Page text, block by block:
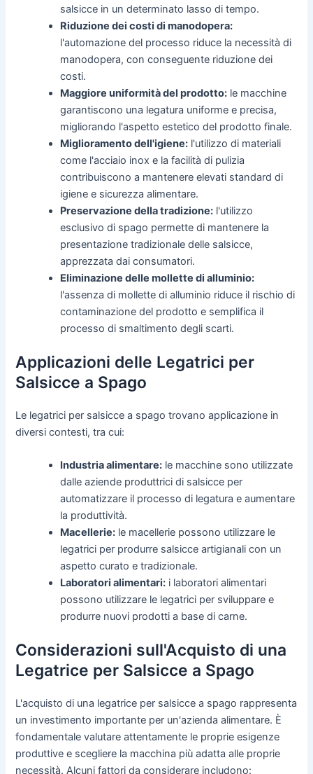
salsicce in un determinato lasso di tempo.
Riduzione dei costi di manodopera:
l'automazione del processo riduce la necessità di
manodopera, con conseguente riduzione dei
costi.
Maggiore uniformità del prodotto: le macchine
garantiscono una legatura uniforme e precisa,
migliorando l'aspetto estetico del prodotto finale.
Miglioramento dell'igiene: l'utilizzo di materiali
come l'acciaio inox e la facilità di pulizia
contribuiscono a mantenere elevati standard di
igiene e sicurezza alimentare.
Preservazione della tradizione: l'utilizzo
esclusivo di spago permette di mantenere la
presentazione tradizionale delle salsicce,
apprezzata dai consumatori.
Eliminazione delle mollette di alluminio:
l'assenza di mollette di alluminio riduce il rischio di
contaminazione del prodotto e semplifica il
processo di smaltimento degli scarti.
Applicazioni delle Legatrici per
Salsicce a Spago
Le legatrici per salsicce a spago trovano applicazione in
diversi contesti, tra cui:
Industria alimentare: le macchine sono utilizzate
dalle aziende produttrici di salsicce per
automatizzare il processo di legatura e aumentare
la produttività.
Macellerie: le macellerie possono utilizzare le
legatrici per produrre salsicce artigianali con un
aspetto curato e tradizionale.
Laboratori alimentari: i laboratori alimentari
possono utilizzare le legatrici per sviluppare e
produrre nuovi prodotti a base di carne.
Considerazioni sull'Acquisto di una
Legatrice per Salsicce a Spago
L'acquisto di una legatrice per salsicce a spago rappresenta
un investimento importante per un'azienda alimentare. È
fondamentale valutare attentamente le proprie esigenze
produttive e scegliere la macchina più adatta alle proprie
necessità. Alcuni fattori da considerare includono: